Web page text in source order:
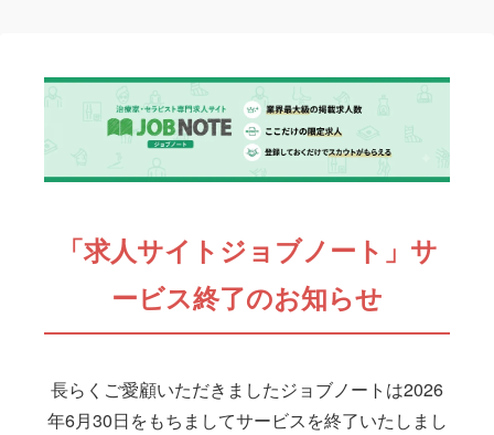
「求人サイトジョブノート」サ
ービス終了のお知らせ
長らくご愛顧いただきましたジョブノートは2026
年6月30日をもちましてサービスを終了いたしまし